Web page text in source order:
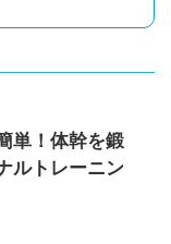
単！体幹を鍛
ルトレーニン